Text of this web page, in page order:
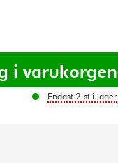
Endast 2 st i lager